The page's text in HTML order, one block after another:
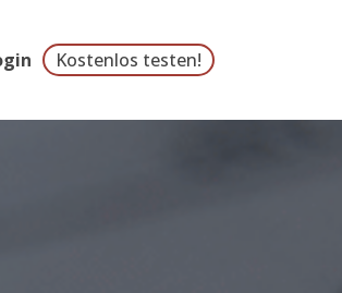
Kostenlos testen!